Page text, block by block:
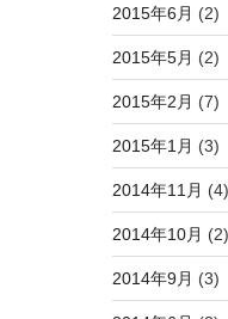
2015年6月 (2)
2015年5月 (2)
2015年2月 (7)
2015年1月 (3)
2014年11月 (4)
2014年10月 (2)
2014年9月 (3)